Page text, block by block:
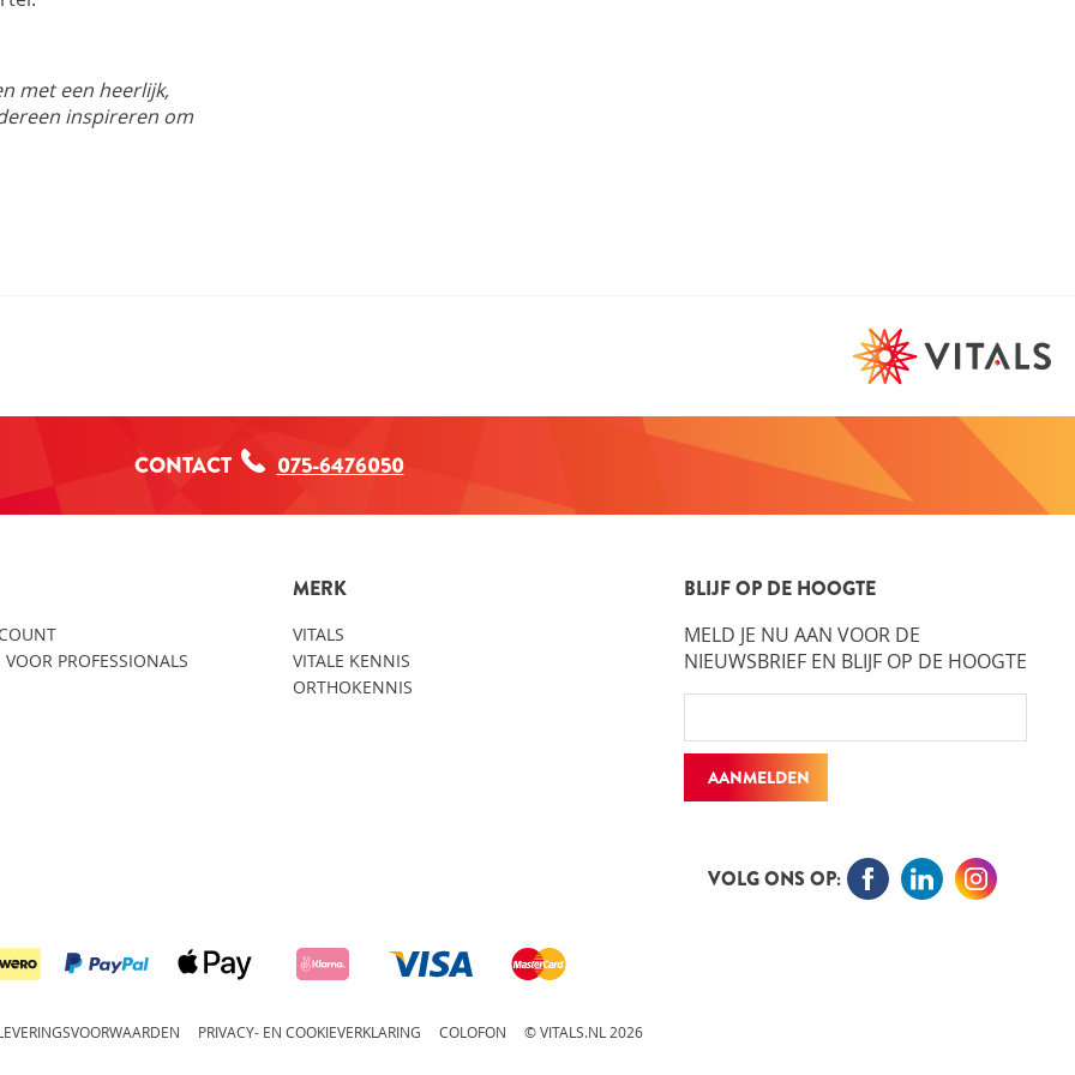
met een heerlijk,
inspireren om
CONTACT 075-6476050
PROFESSIONALS
MERK
VITALS
VITALE KENNIS
ORTHOKENNIS
BLIJF OP DE HOOGTE
MELD JE NU AAN VOOR DE
NIEUWSBRIEF EN BLIJF OP DE HOOGTE
AANMELDEN
VOLG ONS OP:
PRIVACY- EN COOKIEVERKLARING COLOFON © VITALS.NL 2026